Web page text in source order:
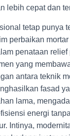
lebih cepat dan
tetap punya
perbaikan
penataan
yang
antara teknik
fasad
lama,
energi
Intinya,